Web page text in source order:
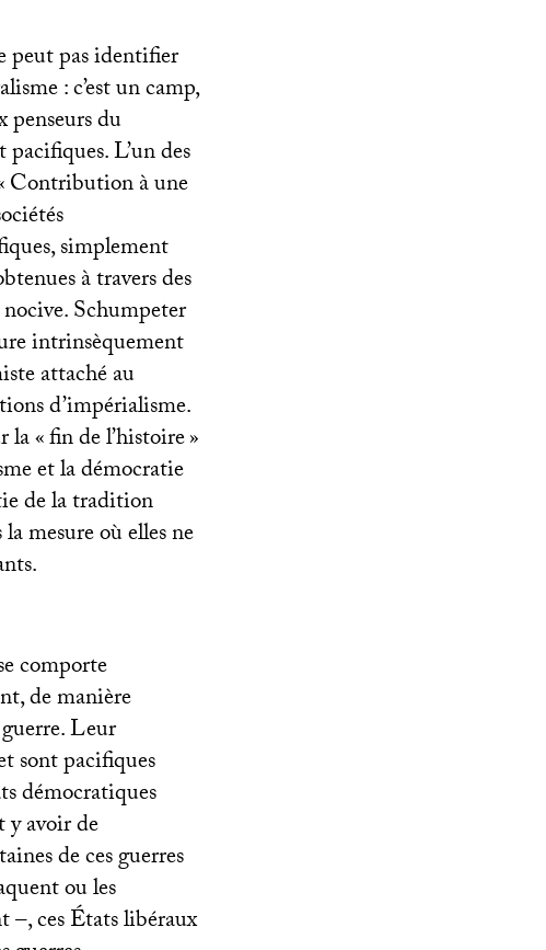
peut pas identifier
: c’est un camp,
penseurs du
L’un des
Contribution à une
simplement
à travers des
Schumpeter
intrinsèquement
attaché au
d’impérialisme.
la «fin de l’histoire»
et la démocratie
de la tradition
mesure où elles ne
comporte
de manière
Leur
sont pacifiques
démocratiques
y avoir de
de ces guerres
ou les
–, ces États libéraux